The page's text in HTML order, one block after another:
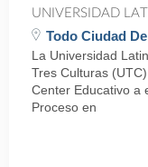
UNIVERSIDAD
Todo Ciudad
La Universidad
Tres Culturas
Center Educativo a
Proceso en